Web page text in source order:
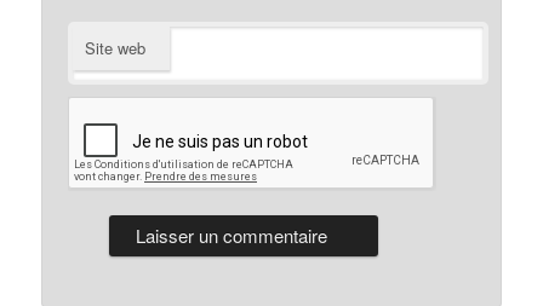
Site web